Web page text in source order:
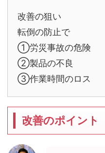
改善の狙い
転倒の防止で
①労災事故の危険
②製品の不良
③作業時間のロス
改善のポイント